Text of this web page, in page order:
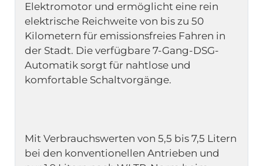
Elektromotor und ermöglicht eine rein
elektrische Reichweite von bis zu 50
Kilometern für emissionsfreies Fahren in
der Stadt. Die verfügbare 7-Gang-DSG-
Automatik sorgt für nahtlose und
Mit Verbrauchswerten von 5,5 bis 7,5 Litern
bei den konventionellen Antrieben und